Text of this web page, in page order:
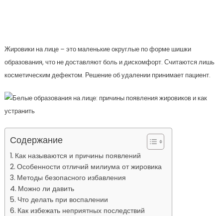
Жировики на лице – это маленькие округлые по форме шишки
образования, что не доставляют боль и дискомфорт. Считаются лишь
косметическим дефектом. Решение об удалении принимает пациент.
Содержание
Как называются и причины появлений
Особенности отличий милиума от жировика
Методы безопасного избавления
Можно ли давить
Что делать при воспалении
Как избежать неприятных последствий